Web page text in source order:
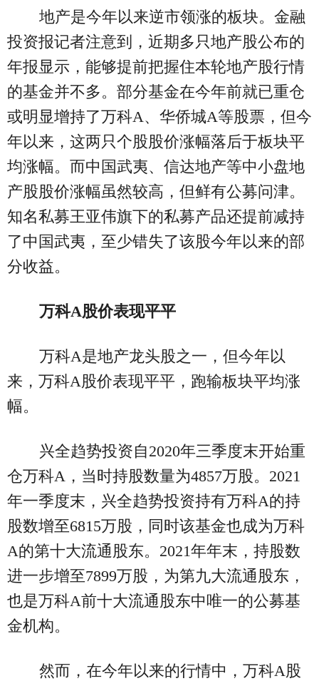
地产是今年以来逆市领涨的板块。金融
投资报记者注意到，近期多只地产股公布的
年报显示，能够提前把握住本轮地产股行情
的基金并不多。部分基金在今年前就已重仓
或明显增持了万科A、华侨城A等股票，但今
年以来，这两只个股股价涨幅落后于板块平
均涨幅。而中国武夷、信达地产等中小盘地
产股股价涨幅虽然较高，但鲜有公募问津。
知名私募王亚伟旗下的私募产品还提前减持
了中国武夷，至少错失了该股今年以来的部
分收益。
万科A股价表现平平
万科A是地产龙头股之一，但今年以
来，万科A股价表现平平，跑输板块平均涨
幅。
兴全趋势投资自2020年三季度末开始重
仓万科A，当时持股数量为4857万股。2021
年一季度末，兴全趋势投资持有万科A的持
股数增至6815万股，同时该基金也成为万科
A的第十大流通股东。2021年年末，持股数
进一步增至7899万股，为第九大流通股东，
也是万科A前十大流通股东中唯一的公募基
金机构。
然而，在今年以来的行情中，万科A股